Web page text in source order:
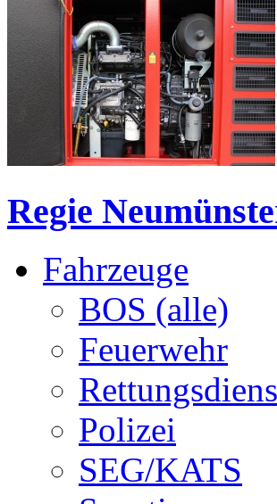
Regie
Fahrzeuge
BOS (alle)
Feuerwehr
Polizei
SEG/KATS